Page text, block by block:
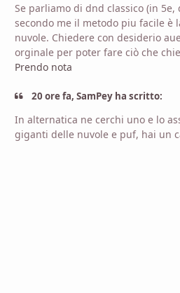
Se parliamo di dnd classico (in
secondo me il metodo piu facile è
nuvole. Chiedere con desiderio
orginale per poter fare ciò che
Prendo nota
20 ore fa, SamPey ha scritto:
In alternatica ne cerchi uno e lo
giganti delle nuvole e puf, hai un